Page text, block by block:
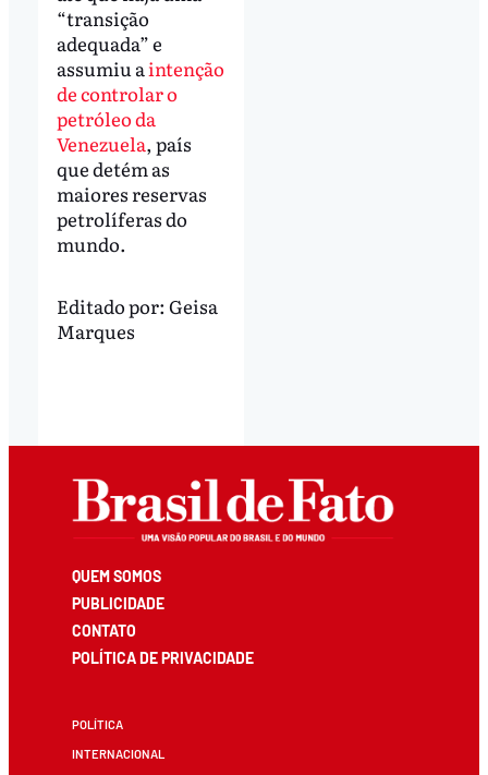
“transição
adequada” e
assumiu aintenção
de controlar o
petróleo da
Venezuela, país
que detém as
maiores reservas
petrolíferas do
mundo.
Editado por: Geisa
Marques
QUEM SOMOS
PUBLICIDADE
CONTATO
POLÍTICA DE PRIVACIDADE
POLÍTICA
INTERNACIONAL